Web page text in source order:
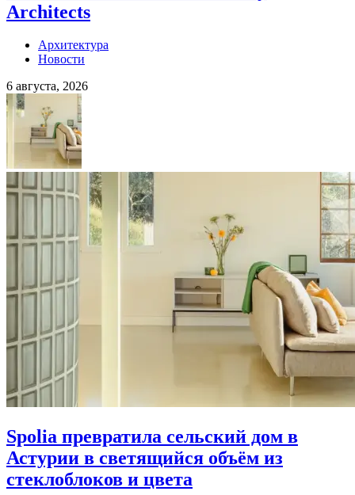
Architects
Архитектура
Новости
6 августа, 2026
Spolia превратила сельский дом в
Астурии в светящийся объём из
стеклоблоков и цвета